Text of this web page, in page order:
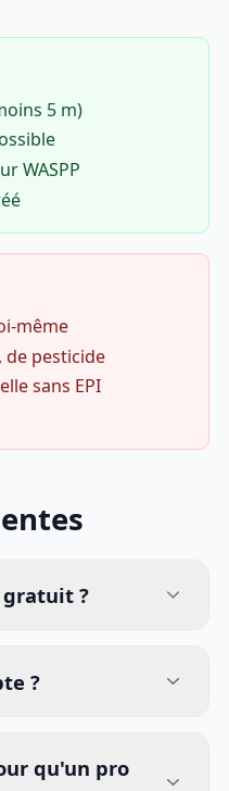
5 m)
WASPP
même
de pesticide
sans EPI
?
?
qu'un pro